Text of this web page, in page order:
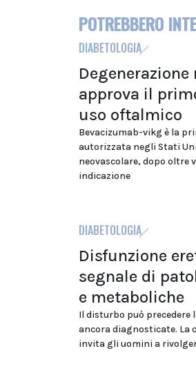
POTREBBERO
DIABETOLOGIA
Degenerazione
approva il
uso oftalmico
Bevacizumab-vikg è la
autorizzata negli Stati
neovascolare, dopo oltre
indicazione
DIABETOLOGIA
Disfunzione
segnale di
e metaboliche
Il disturbo può precedere
ancora diagnosticate. La
invita gli uomini a